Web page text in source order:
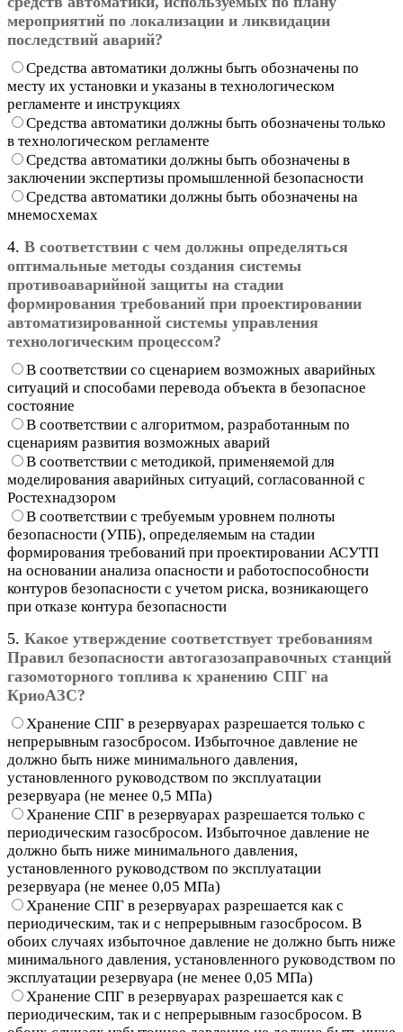
мероприятий по локализации и ликвидации
последствий аварий?
Средства автоматики должны быть обозначены по
месту их установки и указаны в технологическом
регламенте и инструкциях
Средства автоматики должны быть обозначены только
в технологическом регламенте
Средства автоматики должны быть обозначены в
заключении экспертизы промышленной безопасности
Средства автоматики должны быть обозначены на
мнемосхемах
4. В соответствии с чем должны определяться
оптимальные методы создания системы
противоаварийной защиты на стадии
формирования требований при проектировании
автоматизированной системы управления
технологическим процессом?
В соответствии со сценарием возможных аварийных
ситуаций и способами перевода объекта в безопасное
состояние
В соответствии с алгоритмом, разработанным по
сценариям развития возможных аварий
В соответствии с методикой, применяемой для
моделирования аварийных ситуаций, согласованной с
Ростехнадзором
В соответствии с требуемым уровнем полноты
безопасности (УПБ), определяемым на стадии
формирования требований при проектировании АСУТП
на основании анализа опасности и работоспособности
контуров безопасности с учетом риска, возникающего
при отказе контура безопасности
5. Какое утверждение соответствует требованиям
Правил безопасности автогазозаправочных станций
газомоторного топлива к хранению СПГ на
КриоАЗС?
Хранение СПГ в резервуарах разрешается только с
непрерывным газосбросом. Избыточное давление не
должно быть ниже минимального давления,
установленного руководством по эксплуатации
резервуара (не менее 0,5 МПа)
Хранение СПГ в резервуарах разрешается только с
периодическим газосбросом. Избыточное давление не
должно быть ниже минимального давления,
установленного руководством по эксплуатации
резервуара (не менее 0,05 МПа)
Хранение СПГ в резервуарах разрешается как с
периодическим, так и с непрерывным газосбросом. В
обоих случаях избыточное давление не должно быть ниже
минимального давления, установленного руководством по
эксплуатации резервуара (не менее 0,05 МПа)
Хранение СПГ в резервуарах разрешается как с
периодическим, так и с непрерывным газосбросом. В